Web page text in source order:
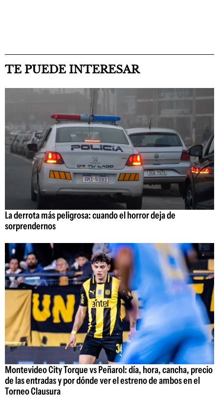
TE PUEDE INTERESAR
La derrota más peligrosa: cuando el horror deja de
sorprendernos
Montevideo City Torque vs Peñarol: día, hora, cancha, precio
de las entradas y por dónde ver el estreno de ambos en el
Torneo Clausura